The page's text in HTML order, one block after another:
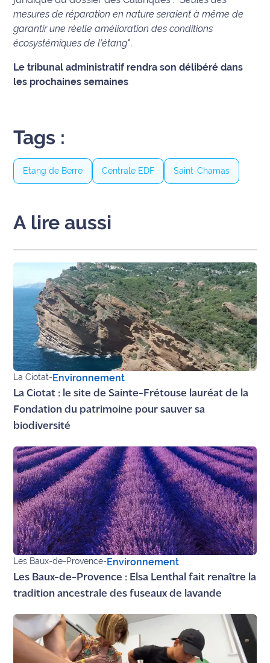
et voir
Maritima
sommes
Devenir
annonceur
Recrutement
légales
générales
d'utilisation du
site maritima.fr
Archives
mesures de réparation en nature seraient à même de
garantir une réelle amélioration des conditions
écosystémiques de l’étang".
Le tribunal administratif rendra son délibéré dans
les prochaines semaines
Tags :
Etang de Berre Centrale EDF Saint-Chamas
A lire aussi
La Ciotat-Environnement
La Ciotat : le site de Sainte-Frétouse lauréat de la
Fondation du patrimoine pour sauver sa
biodiversité
Les Baux-de-Provence-Environnement
Les Baux-de-Provence : Elsa Lenthal fait renaître la
tradition ancestrale des fuseaux de lavande